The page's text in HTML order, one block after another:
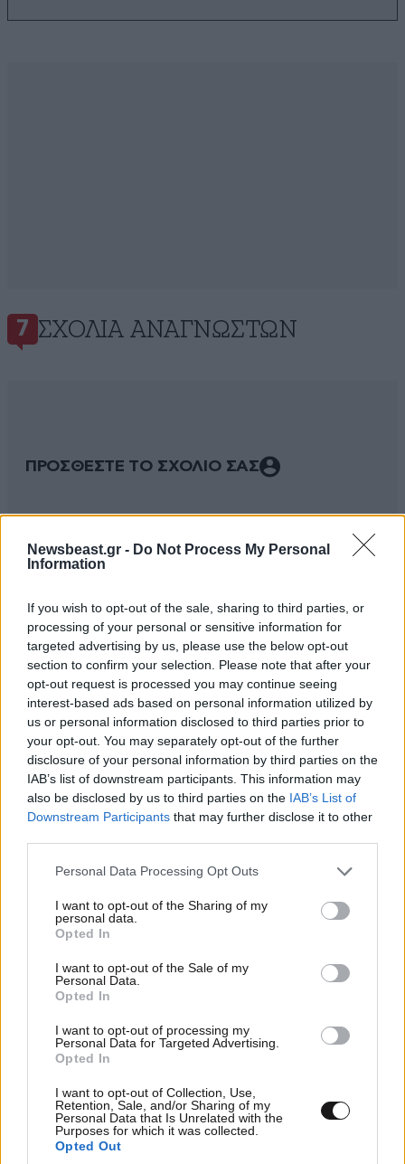
Newsbeast.gr - Do Not Process My Personal
Information
If you wish to opt-out of the sale, sharing to third parties, or
processing of your personal or sensitive information for
targeted advertising by us, please use the below opt-out
section to confirm your selection. Please note that after your
opt-out request is processed you may continue seeing
interest-based ads based on personal information utilized by
us or personal information disclosed to third parties prior to
your opt-out. You may separately opt-out of the further
disclosure of your personal information by third parties on the
IAB’s list of downstream participants. This information may
also be disclosed by us to third parties on the IAB’s List of
Downstream Participants that may further disclose it to other
Please note that this website/app uses one or more Google
not limited to your visit or usage behaviour. You may click to
grant or deny consent to Google and its third-party tags to
use your data for below specified purposes in below Google
consent section.
Personal Data Processing Opt Outs
I want to opt-out of the Sharing of my
personal data.
Opted In
I want to opt-out of the Sale of my
Personal Data.
Opted In
I want to opt-out of processing my
Personal Data for Targeted Advertising.
Opted In
I want to opt-out of Collection, Use,
Retention, Sale, and/or Sharing of my
Personal Data that Is Unrelated with the
Purposes for which it was collected.
Opted Out
7 ΣΧΌΛΙΑ ΑΝΑΓΝΩΣΤΏΝ
ΠΡΟΣΘΕΣΤΕ ΤΟ ΣΧΟΛΙΟ ΣΑΣ
Xαρακτήρες: 0/1000
Διαβάστε και ακολουθήστε τους κανόνες σχολιασμού
ΠΡΟΣΘΗΚΗ
εντελως περιττη ενημερωση....